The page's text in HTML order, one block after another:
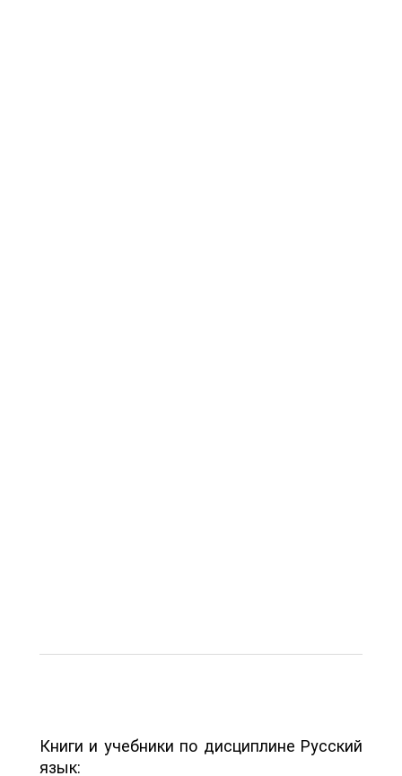
Книги и учебники по дисциплине Русский
язык: